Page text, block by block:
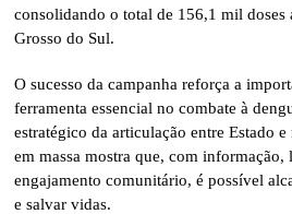
consolidando o total de 156,1 mil doses
Grosso do Sul.
O sucesso da campanha reforça a
ferramenta essencial no combate à
estratégico da articulação entre Estado
em massa mostra que, com informação,
engajamento comunitário, é possível
e salvar vidas.